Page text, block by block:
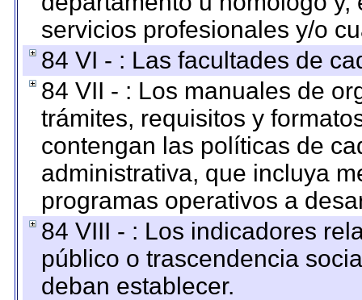
servicios profesionales y/o
84 VI - : Las facultades de
84 VII - : Los manuales de
trámites, requisitos y
contengan las políticas de
administrativa, que incluya
programas operativos a
84 VIII - : Los indicadores
público o trascendencia
deban establecer.